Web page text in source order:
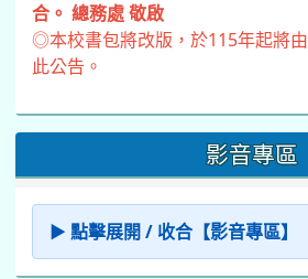
合。 總務處 敬啟
◎本校書包將改版，於115年起將
此公告。
影音專區
▶ 點擊展開 / 收合【影音專區】